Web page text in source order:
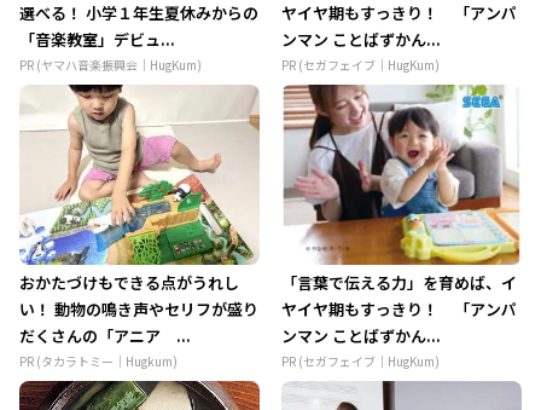
選べる！ 小学１年生夏休みからの
「音楽教室」デビュ...
PR (ヤマハ音楽振興会｜HugKum)
ヤイヤ期もすっきり！ 「アンパ
ンマン ことばずかん...
PR (セガフェイブ｜HugKum)
おかたづけもできる点がうれし
い！ 動物の鳴き声やセリフが盛り
だくさんの「アニア ...
PR (タカラトミー｜Hugkum)
「言葉で伝える力」を育めば、イ
ヤイヤ期もすっきり！ 「アンパ
ンマン ことばずかん...
PR (セガフェイブ｜HugKum)